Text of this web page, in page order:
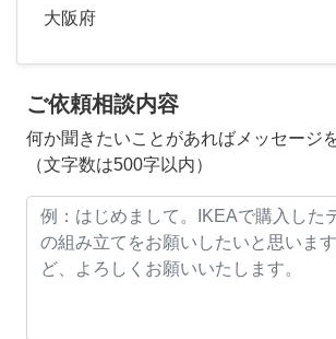
大阪府
ご依頼相談内容
何か聞きたいことがあればメッセージ
（文字数は500字以内）